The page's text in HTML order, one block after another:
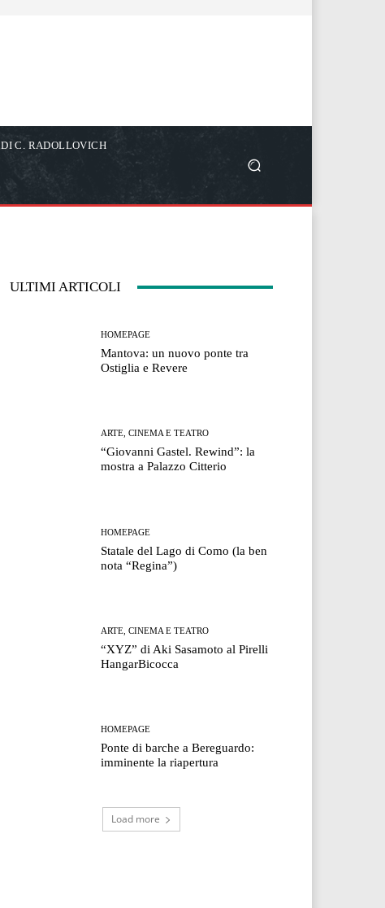
C. RADOLLOVICH
ULTIMI ARTICOLI
HOMEPAGE
Mantova: un nuovo ponte tra
Ostiglia e Revere
ARTE, CINEMA E TEATRO
“Giovanni Gastel. Rewind”: la
mostra a Palazzo Citterio
HOMEPAGE
Statale del Lago di Como (la ben
nota “Regina”)
ARTE, CINEMA E TEATRO
“XYZ” di Aki Sasamoto al Pirelli
HangarBicocca
HOMEPAGE
Ponte di barche a Bereguardo:
imminente la riapertura
Load more